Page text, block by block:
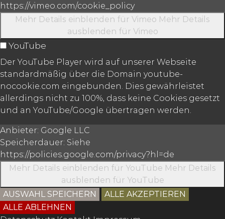
https://vimeo.com/cookie_policy
Mehr Details einblenden für Vimeo Mehr Details
ausblenden für Vimeo
YouTube
Der YouTube Player wird auf unserer Webseite
standardmäßig über die Domain youtube-
nocookie.com eingebunden. Dies gewährleistet
allerdings nicht zu 100%, dass keine Cookies gesetzt
und an YouTube/Google übertragen werden.
Anbieter: Google LLC
Speicherdauer: Siehe
https://policies.google.com/privacy?hl=de
Mehr Details einblenden für YouTube Mehr Details
ausblenden für YouTube
AUSWAHL SPEICHERN
ALLE AKZEPTIEREN
ALLE ABLEHNEN